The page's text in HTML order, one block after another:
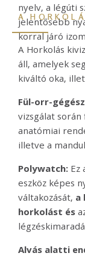
nyelv, a légúti
jelentősebb
korral járó
A
A Horkolás
áll, amelyek
kiváltó oka,
Fül-orr-
vizsgálat
anatómiai
illetve a
Polywatch: Ez
eszköz képes
váltakozását, a
horkolást és
Alvás alatti